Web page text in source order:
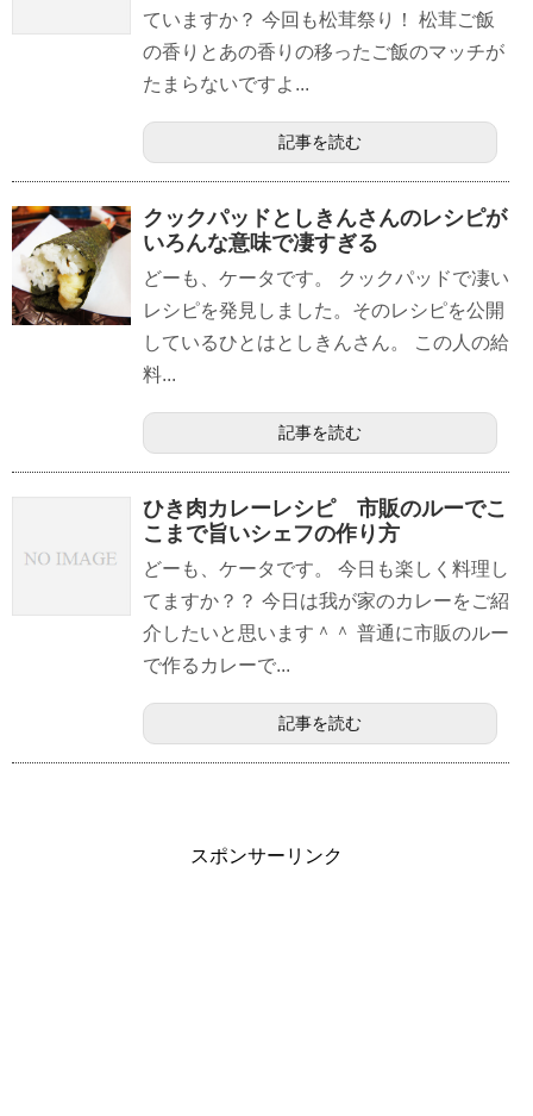
ていますか？ 今回も松茸祭り！ 松茸ご飯
の香りとあの香りの移ったご飯のマッチが
たまらないですよ...
記事を読む
クックパッドとしきんさんのレシピが
いろんな意味で凄すぎる
どーも、ケータです。 クックパッドで凄い
レシピを発見しました。そのレシピを公開
しているひとはとしきんさん。 この人の給
料...
記事を読む
ひき肉カレーレシピ 市販のルーでこ
こまで旨いシェフの作り方
どーも、ケータです。 今日も楽しく料理し
てますか？？ 今日は我が家のカレーをご紹
介したいと思います＾＾ 普通に市販のルー
で作るカレーで...
記事を読む
スポンサーリンク